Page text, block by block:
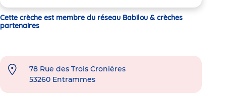
Cette crèche est membre du réseau Babilou & crèches
partenaires
78 Rue des Trois Cronières
53260 Entrammes